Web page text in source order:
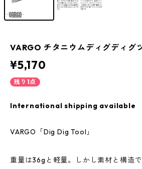
VARGO チタニウムディグディグ
¥5,170
残り1点
International shipping available
VARGO「Dig Dig Tool」
重量は36gと軽量。しかし素材と構造